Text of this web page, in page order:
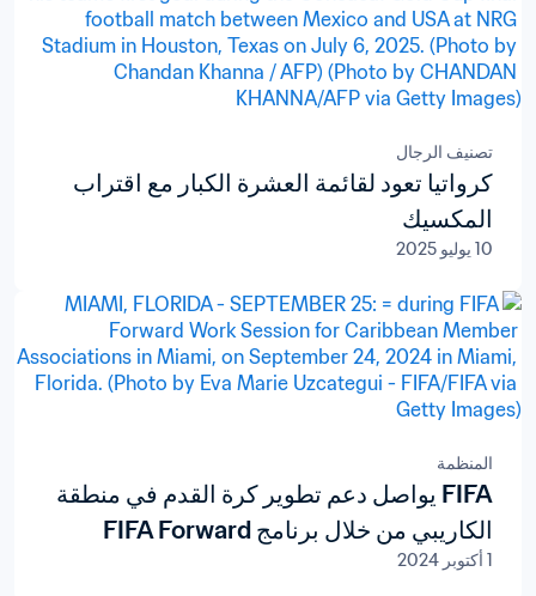
تصنيف الرجال
كرواتيا تعود لقائمة العشرة الكبار مع اقتراب
المكسيك
10 يوليو 2025
المنظمة
FIFA يواصل دعم تطوير كرة القدم في منطقة
الكاريبي من خلال برنامج FIFA Forward
1 أكتوبر 2024